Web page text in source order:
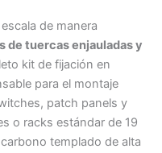
de manera
de tuercas enjauladas y
kit de fijación en
para el montaje
patch panels y
o racks estándar de 19
templado de alta